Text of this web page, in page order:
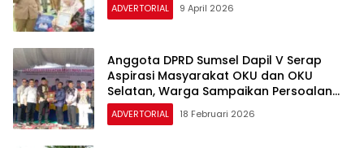
ADVERTORIAL 9 April 2026
Anggota DPRD Sumsel Dapil V Serap
Aspirasi Masyarakat OKU dan OKU
Selatan, Warga Sampaikan Persoalan
Infrastruktur, Kesehatan dan Pendidikan
ADVERTORIAL 18 Februari 2026